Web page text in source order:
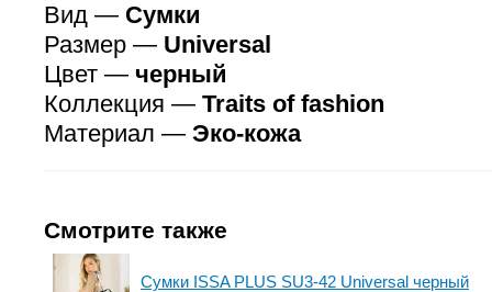
Вид — Сумки
Размер — Universal
Цвет — черный
Коллекция — Traits of fashion
Материал — Эко-кожа
Смотрите также
Сумки ISSA PLUS SU3-42 Universal черный